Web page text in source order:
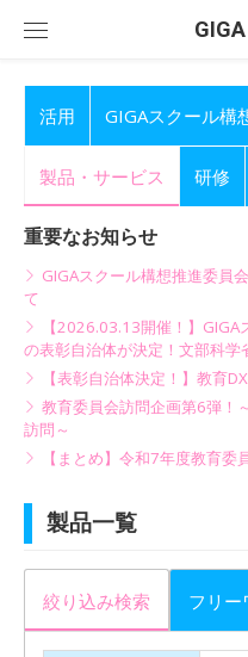
活用 GIGAスクール構
製品・サービス 研修
重要なお知らせ
GIGAスクール構想推進委員
て
【2026.03.13開催！】
の表彰自治体が決定！文部科学
【表彰自治体決定！】教育
教育委員会訪問企画第6弾
訪問～
【まとめ】令和7年度教育委
製品一覧
絞り込み検索 フリー